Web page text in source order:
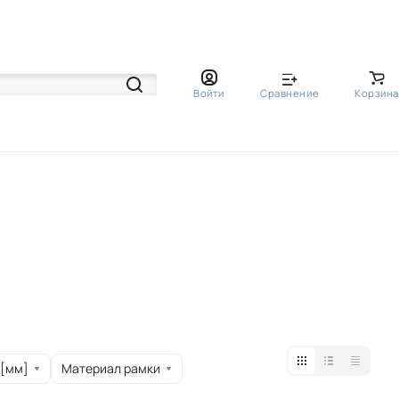
Войти Сравнение Корзина
[мм] Материал рамки